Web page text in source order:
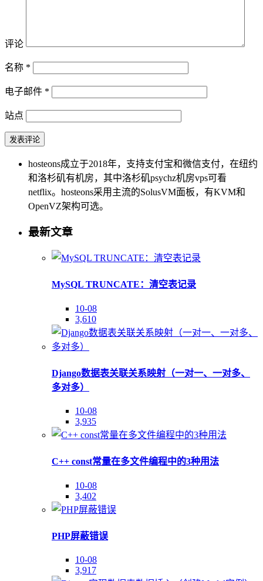
评论
名称 *
电子邮件 *
站点
hosteons成立于2018年，支持支付宝和微信支付，在纽约
和洛杉矶有机房，其中洛杉矶psychz机房vps可看
netflix。hosteons采用主流的SolusVM面板，有KVM和
OpenVZ架构可选。
最新文章
MySQL TRUNCATE：清空表记录
10-08
3,610
Django数据表关联关系映射（一对一、一对多、
多对多）
10-08
3,935
C++ const常量在多文件编程中的3种用法
10-08
3,402
PHP屏蔽错误
10-08
3,917